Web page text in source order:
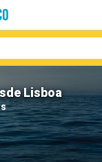
Lisboa